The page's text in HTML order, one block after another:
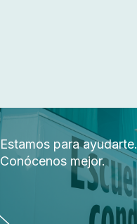
Estamos para ayudarte.
Conócenos mejor.